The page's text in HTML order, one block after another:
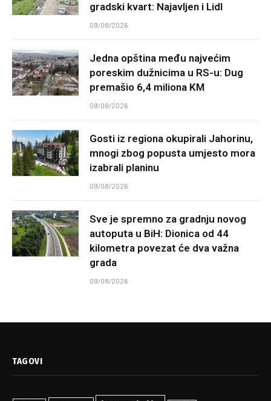
UPosavskom kantonuizvršeno je šest kontrola.
Zatečeno je 17 prijavljenih i jedan neprijavljeni
radnik. Dva obveznika nisu evidentirala promet putem
prekršajni nalozi sa ukupnim kaznama od 37.000 KM.
Kontrole se nastavljaju
Porezna uprava Federacije BiH poručila je da će nastaviti